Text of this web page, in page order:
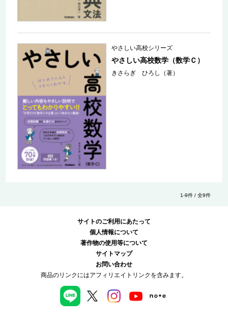
やさしい高校シリーズ
やさしい高校数学（数学Ｃ）
きさらぎ ひろし（著）
1-9件 / 全9件
サイトのご利用にあたって
個人情報について
著作物の使用等について
サイトマップ
お問い合わせ
商品のリンクにはアフィリエイトリンクを含みます。